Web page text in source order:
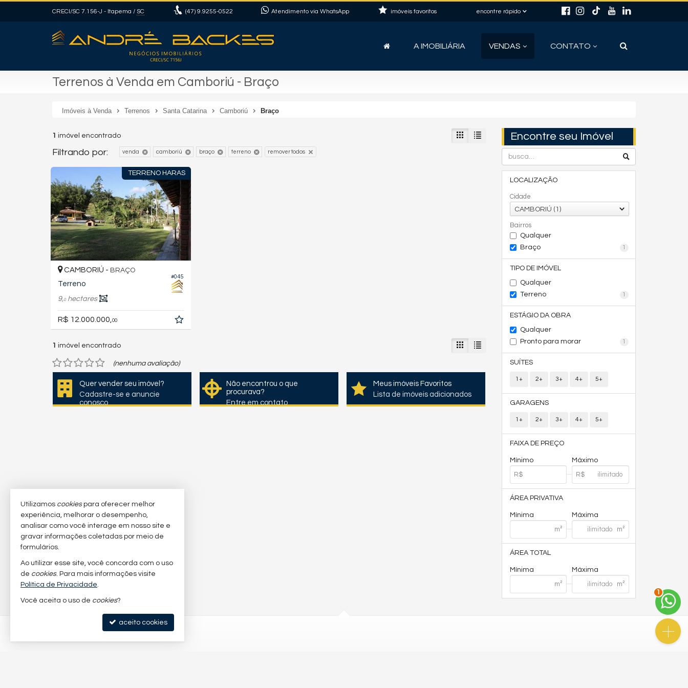
CRECI/SC 7.156-J - Itapema / SC (47) 9.9255-0522 Atendimento via WhatsApp encontre rápido
imóveis favoritos
A IMOBILIÁRIA VENDAS CONTATO
Terrenos à Venda em Camboriú - Braço
Imóveis à Venda Terrenos Santa Catarina Camboriú Braço
Encontre seu Imóvel
LOCALIZAÇÃO
Cidade
CAMBORIÚ (1)
Bairros
Qualquer
Braço
1
TIPO DE IMÓVEL
Qualquer
Terreno
1
ESTÁGIO DA OBRA
Qualquer
Pronto para morar
1
SUÍTES
1+ 2+ 3+ 4+ 5+
GARAGENS
1+ 2+ 3+ 4+ 5+
FAIXA DE PREÇO
Mínimo Máximo
ÁREA PRIVATIVA
Mínima Máxima
ÁREA TOTAL
Mínima Máxima
1 imóvel encontrado
Filtrando por: venda camboriú braço terreno remover todos
TERRENO HARAS
#045
CAMBORIÚ - BRAÇO
Terreno
9,0hectares
R$ 12.000.000, 00
1 imóvel encontrado
(nenhuma avaliação)
Quer vender seu imóvel?
Cadastre-se e anuncie
conosco
Não encontrou o que
procurava?
Entre em contato
Meus imóveis Favoritos
Lista de imóveis adicionados
1
Utilizamos cookiespara oferecer melhor
experiência, melhorar o desempenho,
analisar como você interage em nosso site e
gravar informações coletadas por meio de
formulários.
Ao utilizar esse site, você concorda com o uso
de cookies. Para mais informações visite
Política de Privacidade.
Você aceita o uso de cookies?
aceito cookies